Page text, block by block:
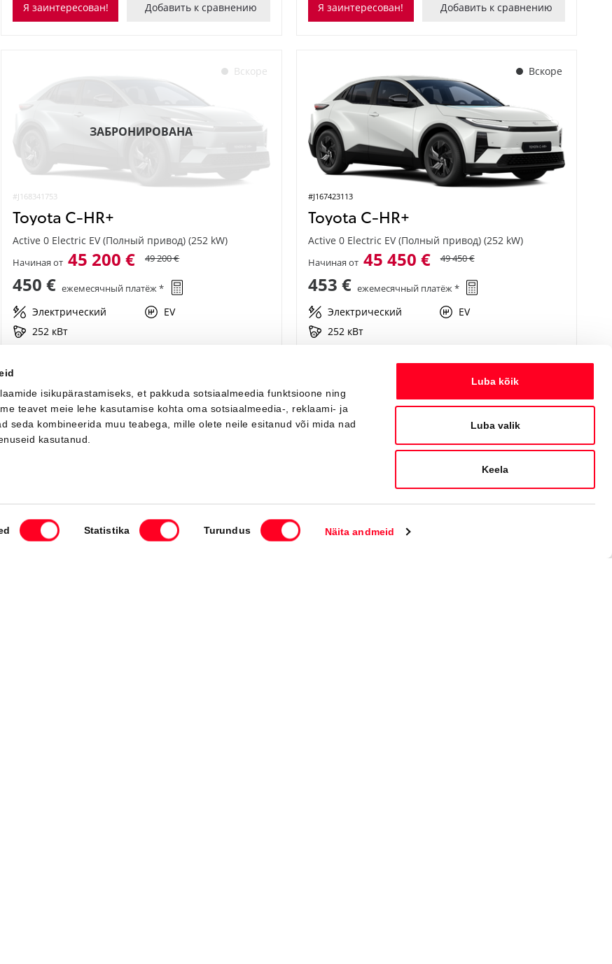
isikupärastamiseks, et pakkuda sotsiaalmeedia funktsioone ning
teavet meie lehe kasutamise kohta oma sotsiaalmeedia-, reklaami- ja
seda kombineerida muu teabega, mille olete neile esitanud või mida nad
kasutanud.
Statistika Turundus Näita andmeid
Luba kõik
Luba valik
Keela
Я заинтересован! Добавить к сравнению Я заинтересован! Добавить к сравнению
Вскоре
#J168341753
ЗАБРОНИРОВАНА
Toyota C-HR+
Active 0 Electric EV (Полный привод) (252 kW)
Начиная от 45 200 € 49 200 €
450 € ежемесячный платёж *
Электрический
EV
252 кВт
Вскоре
#J167423113
Toyota C-HR+
Active 0 Electric EV (Полный привод) (252 kW)
Начиная от 45 450 € 49 450 €
453 € ежемесячный платёж *
Электрический
EV
252 кВт
Я заинтересован! Добавить к сравнению
Вскоре